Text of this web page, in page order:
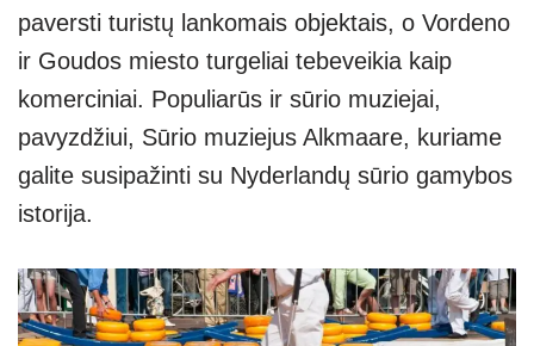
paversti turistų lankomais objektais, o Vordeno
ir Goudos miesto turgeliai tebeveikia kaip
komerciniai. Populiarūs ir sūrio muziejai,
pavyzdžiui, Sūrio muziejus Alkmaare, kuriame
galite susipažinti su Nyderlandų sūrio gamybos
istorija.